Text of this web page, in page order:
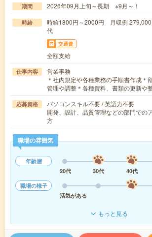
期間 2026年09月上旬～長期 ※9月～！
時給
時給1800円～2000円 月収例
代
交通費
全額支給
仕事内容
営業事務
＊社内規定や各種業務の手順書作成＊
管理や調整＊各種資料、書類の更新や
応募資格
パソコンスキル不要 / 英語力不要
開発、設計、品質管理などの部門での
方
職場の雰囲気
年齢層
20代
30代 40代
職場の様子
活気がある
もっと見る